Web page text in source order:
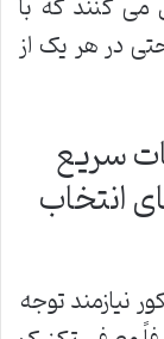
در هر یک از
سریع
انتخاب
نیازمند توجه